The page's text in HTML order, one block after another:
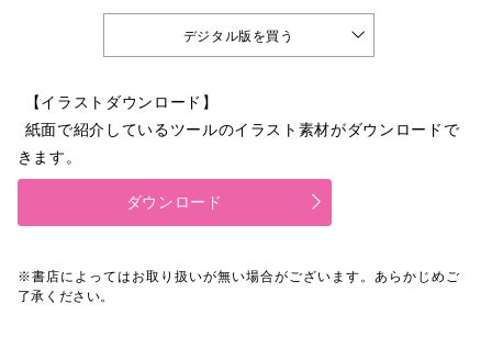
デジタル版を買う
【イラストダウンロード】
紙面で紹介しているツールのイラスト素材がダウンロードで
きます。
ダウンロード
※書店によってはお取り扱いが無い場合がございます。あらかじめご
了承ください。